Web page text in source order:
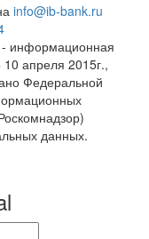
info@ib-bank.ru
- информационная
10 апреля 2015г.,
Федеральной
данных.